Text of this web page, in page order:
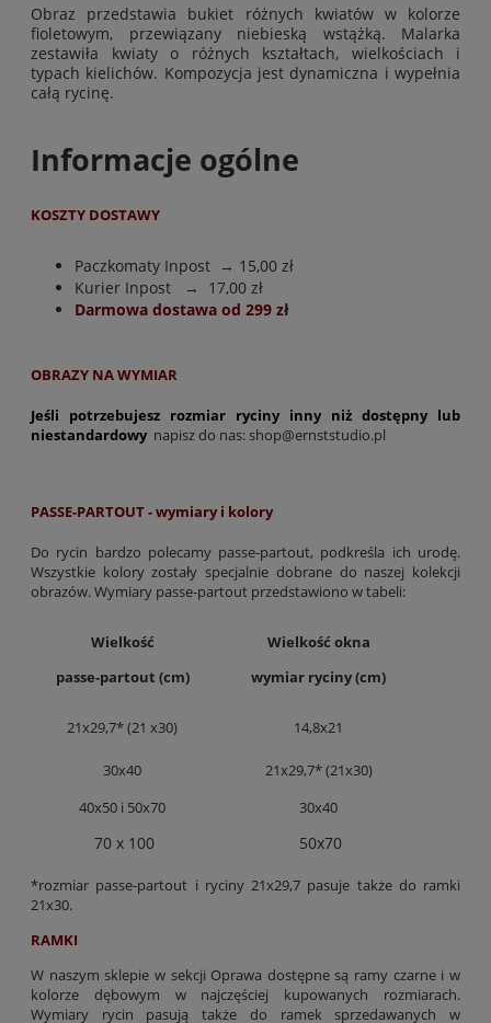
Obraz przedstawia bukiet różnych kwiatów w kolorze
fioletowym, przewiązany niebieską wstążką. Malarka
zestawiła kwiaty o różnych kształtach, wielkościach i
typach kielichów. Kompozycja jest dynamiczna i wypełnia
całą rycinę.
Informacje ogólne
KOSZTY DOSTAWY
Paczkomaty Inpost → 15,00 zł
Kurier Inpost → 17,00 zł
Darmowa dostawa od 299 zł
OBRAZY NA WYMIAR
Jeśli potrzebujesz rozmiar ryciny inny niż dostępny lub
niestandardowy napisz do nas:shop@ernststudio.pl
PASSE-PARTOUT - wymiary i kolory
Do rycin bardzo polecamy passe-partout, podkreśla ich urodę.
Wszystkie kolory zostały specjalnie dobrane do naszej kolekcji
obrazów. Wymiary passe-partout przedstawiono w tabeli:
Wielkość
passe-partout (cm)
Wielkość okna
wymiar ryciny (cm)
21x29,7* (21 x30) 14,8x21
30x40
21x29,7* (21x30)
40x50 i 50x70
30x40
70 x 100 50x70
*rozmiar passe-partout i ryciny 21x29,7 pasuje także do ramki
21x30.
RAMKI
W naszym sklepie w sekcji Oprawa dostępne są ramy czarne i w
kolorze dębowym w najczęściej kupowanych rozmiarach.
Wymiary rycin pasują także do ramek sprzedawanych w